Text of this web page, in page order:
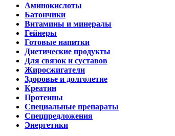
Аминокислоты
Батончики
Витамины и минералы
Гейнеры
Готовые напитки
Диетические продукты
Для связок и суставов
Жиросжигатели
Здоровье и долголетие
Креатин
Протеины
Специальные препараты
Спецпредложения
Энергетики